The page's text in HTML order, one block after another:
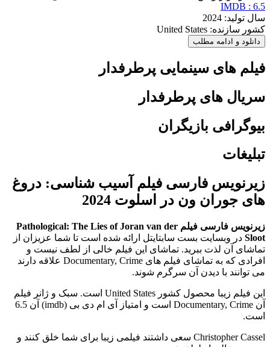
IMDB : 6.5
سال تولید: 2024
کشور سازنده: United States
دانلود و ادامه مطلب
فیلم های سینمایی پرطرفدار
سریال های پرطرفدار
بیوگرافی بازیگران
تبلیغات
زیرنویس فارسی فیلم آسیب شناسی: دروغ
های جوران ون در اسلوت 2024
زیرنویس فارسی فیلم Pathological: The Lies of Joran van der
Sloot در وبسایت بست سابتایتل ارائه شده است تا شما عزیزان از
تماشای آن لذت ببرید. تماشای این فیلم خالی از لطف نیست و
افرادی که به تماشای فیلم های Documentary, Crime علاقه دارند
می توانند با دیدن آن سرگرم شوند.
این فیلم زیبا محصول کشور United States است. سبک و ژانر فیلم
آن Documentary, Crime است و امتیاز آی ام دی بی (imdb) آن 6.5
است.
Christopher Cassel سعی داشتند فیلمی زیبا برای شما خلق کنند و